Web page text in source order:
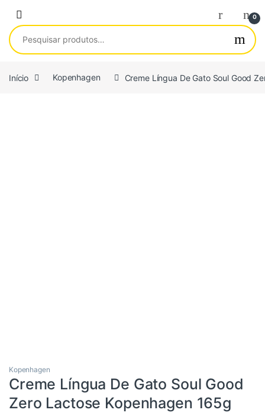
0
Pesquisar por:
Início Kopenhagen Creme Língua De Gato Soul Good
Kopenhagen
Creme Língua De Gato Soul Good
Zero Lactose Kopenhagen 165g